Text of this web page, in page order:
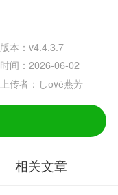
版本：v4.4.3.7
时间：2026-06-02
上传者：しоvё燕芳
相关文章